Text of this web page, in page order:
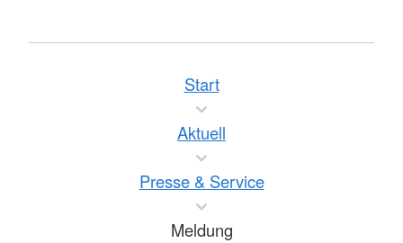
Start
Aktuell
Presse & Service
Meldung